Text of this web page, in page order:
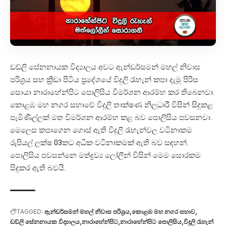
ඩඩ්ලි සේනනායක විද්‍යාලය අවට ඇන්ඩර්සමන් මහල් නිවාස
පරිශ්‍රය සහ ක්‍රීඩා පිටිය ප්‍රදේශයේ විදුලි රැහැන් කපා දැමූ පිරිස
සොයා නාරාහේන්පිට පොලිසිය විමර්ශන ආරම්භ කර තිබෙනවා.
කොළඹ මහ නගර සහාවේ විදුලි තාක්ෂණ නිලධාරී විසින් සිදුකළ
පැමිණිල්ලක් මත විමර්ශන ආරම්භ කළ බව පොලිසිය පවසනවා.
මෙලෙස කපාගෙන ගොස් ඇති විදුලි රැහැන්වල වටිනාකම
රුපි‍යල් ලක්ෂ 03කට අධික වටිනාකමක් ඇති බව සඳහන්.
පොලිසිය පවසන්නෙ මත්ද්‍රව්‍ය ලෝලීන් විසින් මෙම සොරකම
සිදුකර ඇති බවයි.
TAGGED: ඇන්ඩර්සමන් මහල් නිවාස පරිශ්‍රය කොළඹ මහ නගර සහාව
ඩඩ්ලි සේනනායක විද්‍යාලය නාරාහේන්පිට නාරාහේන්පිට පොලිසිය විදුලි රැහැන්